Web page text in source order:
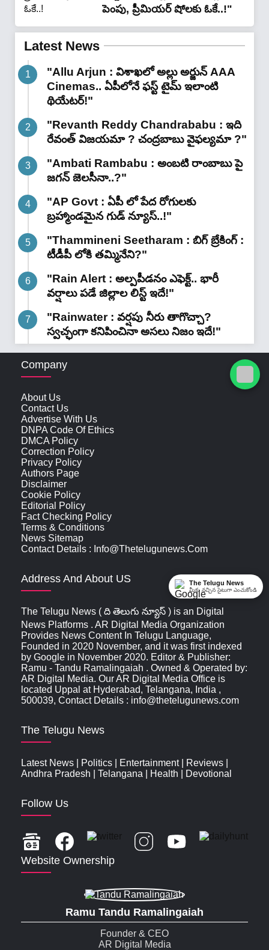
పెంపు, ప్రీమియర్ షోలకు ఓకే..!"
Latest News
"Allu Arjun : విశాఖలో అల్లు అర్జున్ AAA
Cinemas.. ఏపీలోనే ఫస్ట్ టైమ్ ఇలాంటి
థియేటర్!"
"Revanth Reddy Chandrababu : ఇది
రేవంత్ విజయమా ? చంద్రబాబు వైఫల్యమా ?"
"Ambati Rambabu : అంబటి రాంబాబు పై
జగన్ జెలసీనా..?"
"AP Govt : ఏపీ లో పేద రోగులకు
బ్రహ్మాండమైన గుడ్ న్యూస్..!"
"Thammineni Seetharam : బిగ్ బ్రేకింగ్ :
టీడీపీ లోకి తమ్మినేని?"
"Rain Alert : అల్పపీడనం ఎఫెక్ట్.. భారీ
వర్షాలు పడే జిల్లాల లిస్ట్ ఇదే!"
"Rainwater : వర్షపు నీరు తాగొచ్చా?
స్వచ్ఛంగా కనిపించినా అసలు నిజం ఇదే!"
Company
About Us
Contact Us
Advertise With Us
DNPA Code Of Ethics
DMCA Policy
Correction Policy
Privacy Policy
Authors Page
Disclaimer
Cookie Policy
Editorial Policy
Fact Checking Policy
Terms & Conditions
News Sitemap
Contact Details : Info@thetelugunews.com
Address And About US
The Telugu News ( ది తెలుగు న్యూస్‌ ) is an Digital
News Platforms . AR Digital Media Organization
Provides News Content In Telugu Language,
Founded in 2020 November, and it was first indexed
by Google in November 2020. Editor & Publisher:
Ramu - Tandu Ramalingaiah . Owned & Operated by:
AR Digital Media. Our AR Digital Media Office is
located Uppal at Hyderabad, Telangana, India ,
500039, Contact Details : info@thetelugunews.com
The Telugu News
Latest News Politics Entertainment| Reviews
Andhra Pradesh
Telangana Health Devotional
Follow Us
Website Ownership
Ramu Tandu Ramalingaiah
Founder & CEO
AR Digital Media
The Telugu News
మీకు నచ్చిన సైటుగా ఎంచుకోండి